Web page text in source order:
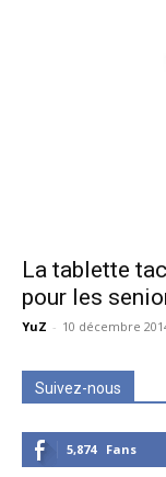
La tablette
pour les
YuZ - 10 décembre
Suivez-nous
5,874 Fans